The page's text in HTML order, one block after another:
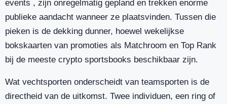
events , zijn onregelmatig gepland en trekken enorme
publieke aandacht wanneer ze plaatsvinden. Tussen die
pieken is de dekking dunner, hoewel wekelijkse
bokskaarten van promoties als Matchroom en Top Rank
bij de meeste crypto sportsbooks beschikbaar zijn.
Wat vechtsporten onderscheidt van teamsporten is de
directheid van de uitkomst. Twee individuen, een ring of